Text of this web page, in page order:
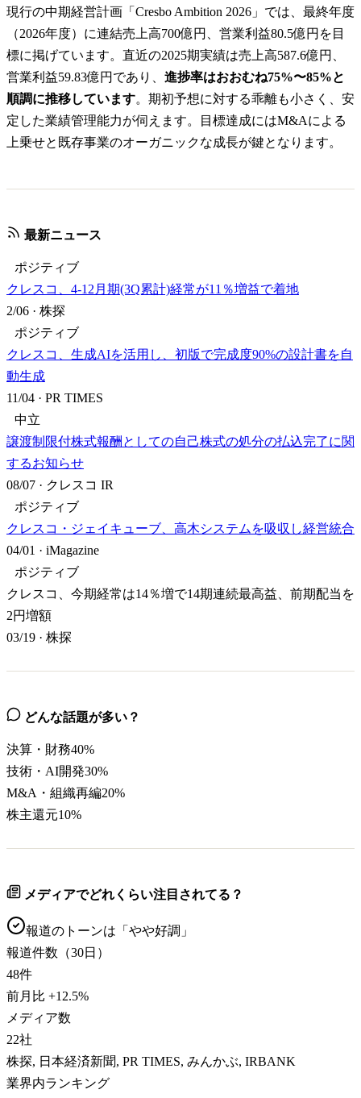
現行の中期経営計画「Cresbo Ambition 2026」では、最終年度
（2026年度）に連結売上高700億円、営業利益80.5億円を目
標に掲げています。直近の2025期実績は売上高587.6億円、
営業利益59.83億円であり、 進捗率はおおむね75%〜85%と
順調に推移しています。期初予想に対する乖離も小さく、安
定した業績管理能力が伺えます。目標達成にはM&Aによる
上乗せと既存事業のオーガニックな成長が鍵となります。
最新ニュース
ポジティブ
クレスコ、4-12月期(3Q累計)経常が11％増益で着地
2/06 · 株探
ポジティブ
クレスコ、生成AIを活用し、初版で完成度90%の設計書を自
動生成
11/04 · PR TIMES
中立
譲渡制限付株式報酬としての自己株式の処分の払込完了に関
するお知らせ
08/07 · クレスコ IR
ポジティブ
クレスコ・ジェイキューブ、高木システムを吸収し経営統合
04/01 · iMagazine
ポジティブ
クレスコ、今期経常は14％増で14期連続最高益、前期配当を
2円増額
03/19 · 株探
どんな話題が多い？
決算・財務40%
技術・AI開発30%
M&A・組織再編20%
株主還元10%
メディアでどれくらい注目されてる？
報道のトーンは「 やや好調 」
報道件数（30日）
48件
前月比 +12.5%
メディア数
22社
株探, 日本経済新聞, PR TIMES, みんかぶ, IRBANK
業界内ランキング